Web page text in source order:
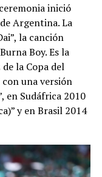
inició
Argentina. La
la canción
Boy. Es la
la Copa del
una versión
en Sudáfrica 2010
y en Brasil 2014